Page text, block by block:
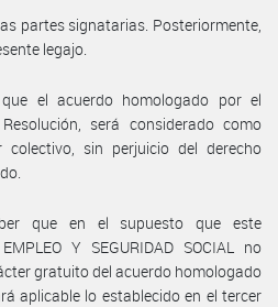
partes signatarias. Posteriormente,
legajo.
que el acuerdo homologado por el
será considerado como
sin perjuicio del derecho
que en el supuesto que este
Y SEGURIDAD SOCIAL no
gratuito del acuerdo homologado
aplicable lo establecido en el tercer